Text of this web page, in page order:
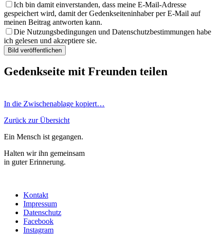
Ich bin damit einverstanden, dass meine E-Mail-Adresse
gespeichert wird, damit der Gedenkseiteninhaber per E-Mail auf
meinen Beitrag antworten kann.
Die Nutzungsbedingungen und Datenschutzbestimmungen habe
ich gelesen und akzeptiere sie.
Gedenkseite mit Freunden teilen
In die Zwischenablage kopiert…
Zurück zur Übersicht
Ein Mensch ist gegangen.
Halten wir ihn gemeinsam
in guter Erinnerung.
Kontakt
Impressum
Datenschutz
Facebook
Instagram